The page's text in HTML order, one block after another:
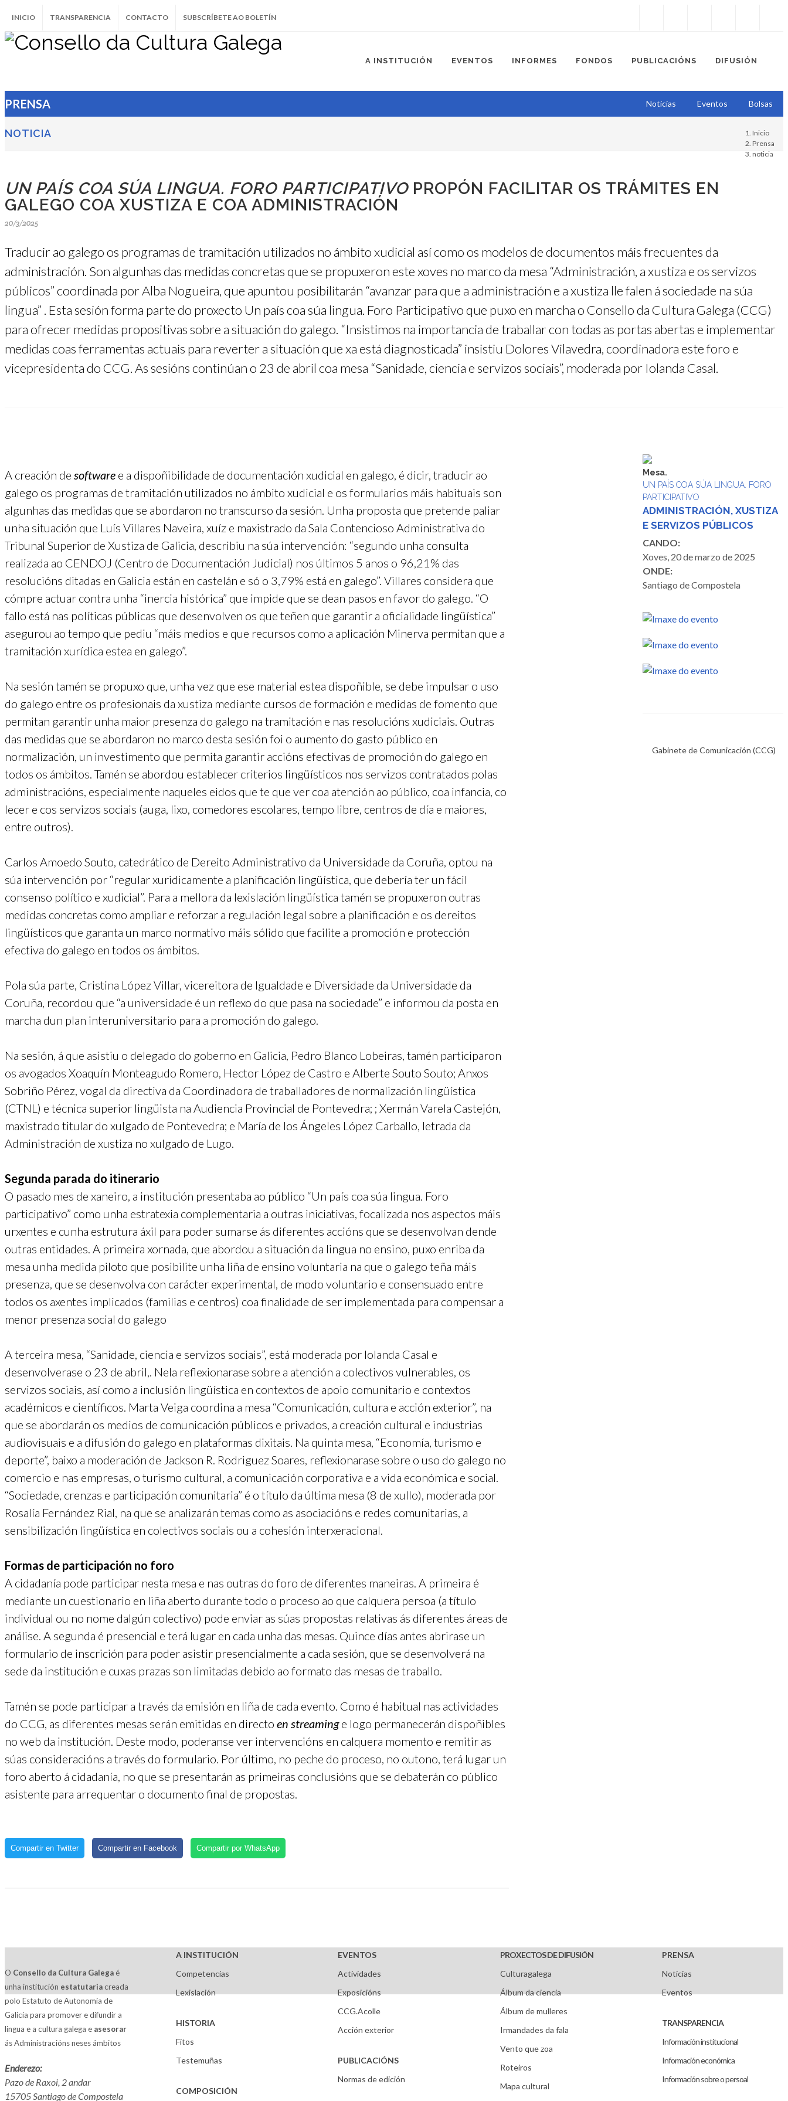
INICIO TRANSPARENCIA CONTACTO SUBSCRÍBETE AO BOLETÍN
A INSTITUCIÓN EVENTOS INFORMES FONDOS PUBLICACIÓNS DIFUSIÓN
PRENSA Noticias Eventos Bolsas
NOTICIA
Inicio
Prensa
noticia
UN PAÍS COA SÚA LINGUA. FORO PARTICIPATIVOPROPÓN FACILITAR OS TRÁMITES EN
GALEGO COA XUSTIZA E COA ADMINISTRACIÓN
20/3/2025
Traducir ao galego os programas de tramitación utilizados no ámbito xudicial así como os modelos de documentos máis frecuentes da
administración. Son algunhas das medidas concretas que se propuxeron este xoves no marco da mesa “Administración, a xustiza e os servizos
públicos” coordinada por Alba Nogueira, que apuntou posibilitarán “avanzar para que a administración e a xustiza lle falen á sociedade na súa
lingua” . Esta sesión forma parte do proxecto Un país coa súa lingua. Foro Participativo que puxo en marcha o Consello da Cultura Galega (CCG)
para ofrecer medidas propositivas sobre a situación do galego. “Insistimos na importancia de traballar con todas as portas abertas e implementar
medidas coas ferramentas actuais para reverter a situación que xa está diagnosticada” insistiu Dolores Vilavedra, coordinadora este foro e
vicepresidenta do CCG. As sesións continúan o 23 de abril coa mesa “Sanidade, ciencia e servizos sociais”, moderada por Iolanda Casal.
A creación de software e a dispoñibilidade de documentación xudicial en galego, é dicir, traducir ao
galego os programas de tramitación utilizados no ámbito xudicial e os formularios máis habituais son
algunhas das medidas que se abordaron no transcurso da sesión. Unha proposta que pretende paliar
unha situación que Luís Villares Naveira, xuíz e maxistrado da Sala Contencioso Administrativa do
Tribunal Superior de Xustiza de Galicia, describiu na súa intervención: “segundo unha consulta
realizada ao CENDOJ (Centro de Documentación Judicial) nos últimos 5 anos o 96,21% das
resolucións ditadas en Galicia están en castelán e só o 3,79% está en galego”. Villares considera que
cómpre actuar contra unha “inercia histórica” que impide que se dean pasos en favor do galego. “O
fallo está nas políticas públicas que desenvolven os que teñen que garantir a oficialidade lingüística”
asegurou ao tempo que pediu “máis medios e que recursos como a aplicación Minerva permitan que a
tramitación xurídica estea en galego”.
Na sesión tamén se propuxo que, unha vez que ese material estea dispoñible, se debe impulsar o uso
do galego entre os profesionais da xustiza mediante cursos de formación e medidas de fomento que
permitan garantir unha maior presenza do galego na tramitación e nas resolucións xudiciais. Outras
das medidas que se abordaron no marco desta sesión foi o aumento do gasto público en
normalización, un investimento que permita garantir accións efectivas de promoción do galego en
todos os ámbitos. Tamén se abordou establecer criterios lingüísticos nos servizos contratados polas
administracións, especialmente naqueles eidos que te que ver coa atención ao público, coa infancia, co
lecer e cos servizos sociais (auga, lixo, comedores escolares, tempo libre, centros de día e maiores,
entre outros).
Carlos Amoedo Souto, catedrático de Dereito Administrativo da Universidade da Coruña, optou na
súa intervención por “regular xuridicamente a planificación lingüística, que debería ter un fácil
consenso político e xudicial”. Para a mellora da lexislación lingüística tamén se propuxeron outras
medidas concretas como ampliar e reforzar a regulación legal sobre a planificación e os dereitos
lingüísticos que garanta un marco normativo máis sólido que facilite a promoción e protección
efectiva do galego en todos os ámbitos.
Pola súa parte, Cristina López Villar, vicereitora de Igualdade e Diversidade da Universidade da
Coruña, recordou que “a universidade é un reflexo do que pasa na sociedade” e informou da posta en
marcha dun plan interuniversitario para a promoción do galego.
Na sesión, á que asistiu o delegado do goberno en Galicia, Pedro Blanco Lobeiras, tamén participaron
os avogados Xoaquín Monteagudo Romero, Hector López de Castro e Alberte Souto Souto; Anxos
Sobriño Pérez, vogal da directiva da Coordinadora de traballadores de normalización lingüística
(CTNL) e técnica superior lingüista na Audiencia Provincial de Pontevedra; ; Xermán Varela Castejón,
maxistrado titular do xulgado de Pontevedra; e María de los Ángeles López Carballo, letrada da
Administración de xustiza no xulgado de Lugo.
Segunda parada do itinerario
O pasado mes de xaneiro, a institución presentaba ao público “Un país coa súa lingua. Foro
participativo” como unha estratexia complementaria a outras iniciativas, focalizada nos aspectos máis
urxentes e cunha estrutura áxil para poder sumarse ás diferentes accións que se desenvolvan dende
outras entidades. A primeira xornada, que abordou a situación da lingua no ensino, puxo enriba da
mesa unha medida piloto que posibilite unha liña de ensino voluntaria na que o galego teña máis
presenza, que se desenvolva con carácter experimental, de modo voluntario e consensuado entre
todos os axentes implicados (familias e centros) coa finalidade de ser implementada para compensar a
menor presenza social do galego
A terceira mesa, “Sanidade, ciencia e servizos sociais”, está moderada por Iolanda Casal e
desenvolverase o 23 de abril,. Nela reflexionarase sobre a atención a colectivos vulnerables, os
servizos sociais, así como a inclusión lingüística en contextos de apoio comunitario e contextos
académicos e científicos. Marta Veiga coordina a mesa “Comunicación, cultura e acción exterior”, na
que se abordarán os medios de comunicación públicos e privados, a creación cultural e industrias
audiovisuais e a difusión do galego en plataformas dixitais. Na quinta mesa, “Economía, turismo e
deporte”, baixo a moderación de Jackson R. Rodriguez Soares, reflexionarase sobre o uso do galego no
comercio e nas empresas, o turismo cultural, a comunicación corporativa e a vida económica e social.
“Sociedade, crenzas e participación comunitaria” é o título da última mesa (8 de xullo), moderada por
Rosalía Fernández Rial, na que se analizarán temas como as asociacións e redes comunitarias, a
sensibilización lingüística en colectivos sociais ou a cohesión interxeracional.
Formas de participación no foro
A cidadanía pode participar nesta mesa e nas outras do foro de diferentes maneiras. A primeira é
mediante un cuestionario en liña aberto durante todo o proceso ao que calquera persoa (a título
individual ou no nome dalgún colectivo) pode enviar as súas propostas relativas ás diferentes áreas de
análise. A segunda é presencial e terá lugar en cada unha das mesas. Quince días antes abrirase un
formulario de inscrición para poder asistir presencialmente a cada sesión, que se desenvolverá na
sede da institución e cuxas prazas son limitadas debido ao formato das mesas de traballo.
Tamén se pode participar a través da emisión en liña de cada evento. Como é habitual nas actividades
do CCG, as diferentes mesas serán emitidas en directo en streaminge logo permanecerán dispoñibles
no web da institución. Deste modo, poderanse ver intervencións en calquera momento e remitir as
súas consideracións a través do formulario. Por último, no peche do proceso, no outono, terá lugar un
foro aberto á cidadanía, no que se presentarán as primeiras conclusións que se debaterán co público
asistente para arrequentar o documento final de propostas.
Compartir en Twitter Compartir en Facebook Compartir por WhatsApp
Mesa.
UN PAÍS COA SÚA LINGUA. FORO
PARTICIPATIVO
ADMINISTRACIÓN, XUSTIZA
E SERVIZOS PÚBLICOS
CANDO:
Xoves, 20 de marzo de 2025
ONDE:
Santiago de Compostela
Gabinete de Comunicación (CCG)
O Consello da Cultura Galega é
unha institución estatutariacreada
polo Estatuto de Autonomía de
Galicia para promover e difundir a
lingua e a cultura galega e asesorar
ás Administracións neses ámbitos
Enderezo:
Pazo de Raxoi, 2 andar
15705 Santiago de Compostela
A INSTITUCIÓN
Competencias
Lexislación
HISTORIA
Fitos
Testemuñas
COMPOSICIÓN
EVENTOS
Actividades
Exposicións
CCG.Acolle
Acción exterior
PUBLICACIÓNS
Normas de edición
PROXECTOS DE DIFUSIÓN
Culturagalega
Álbum da ciencia
Álbum de mulleres
Irmandades da fala
Vento que zoa
Roteiros
Mapa cultural
PRENSA
Noticias
Eventos
TRANSPARENCIA
Información institucional
Información económica
Información sobre o persoal